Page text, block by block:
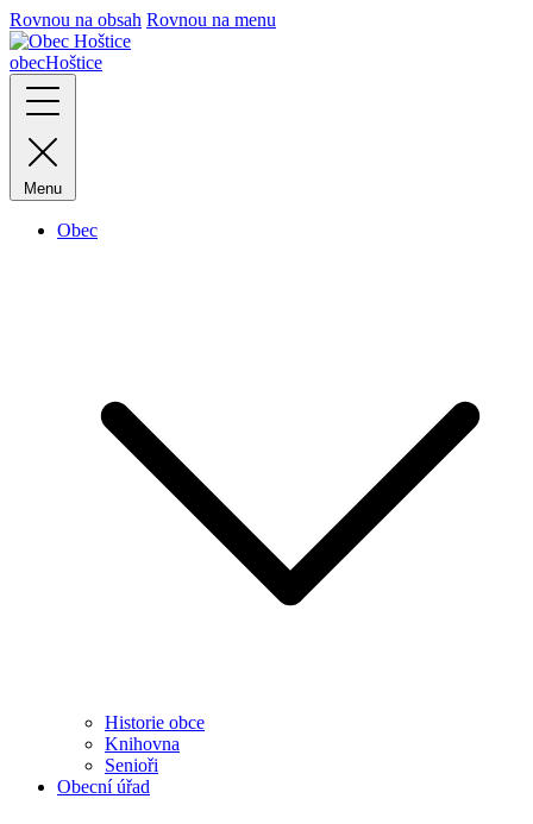
Rovnou na obsah Rovnou na menu
obecHoštice
Menu
Obec
Historie obce
Knihovna
Senioři
Obecní úřad